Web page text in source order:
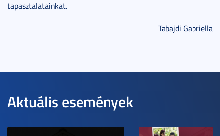
tapasztalatainkat.
Tabajdi Gabriella
Aktuális események